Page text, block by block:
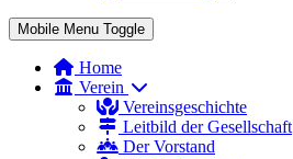
Mobile Menu Toggle
Home
Verein
Vereinsgeschichte
Leitbild der Gesellschaft
Der Vorstand